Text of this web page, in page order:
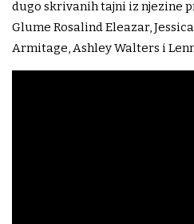
dugo skrivanih tajni iz njezine
Glume Rosalind Eleazar,
Armitage, Ashley Walters i